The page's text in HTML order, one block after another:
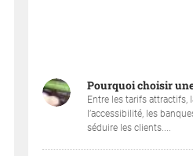
Pourquoi choisir
Entre les tarifs attractifs,
l’accessibilité, les
séduire les clients....